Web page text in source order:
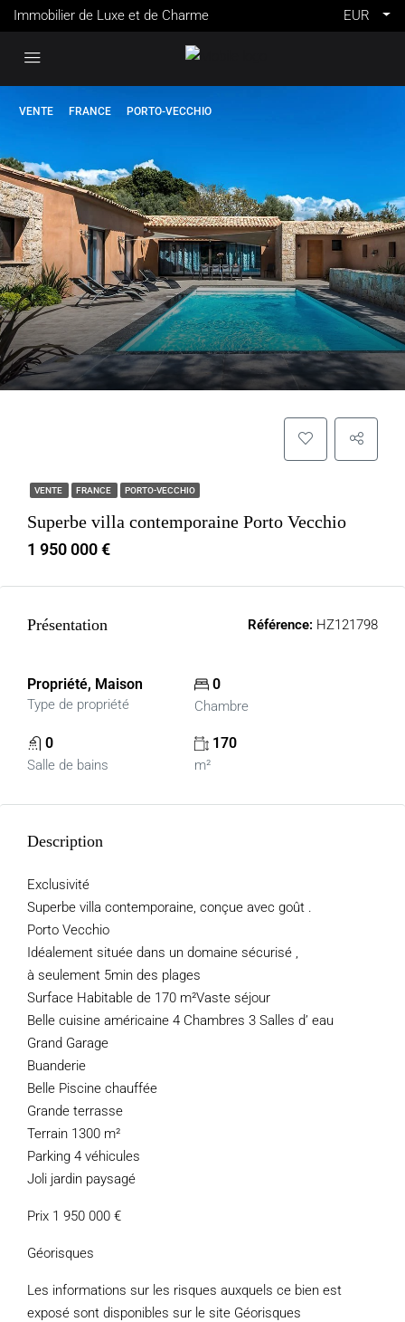
Immobilier de Luxe et de Charme EUR
VENTE FRANCE PORTO-VECCHIO
VENTE FRANCE PORTO-VECCHIO
Superbe villa contemporaine Porto Vecchio
1 950 000 €
Présentation Référence: HZ121798
Propriété, Maison
Type de propriété
0
Chambre
0
Salle de bains
170
m²
Description
Exclusivité
Superbe villa contemporaine, conçue avec goût .
Porto Vecchio
Idéalement située dans un domaine sécurisé ,
à seulement 5min des plages
Surface Habitable de 170 m²Vaste séjour
Belle cuisine américaine 4 Chambres 3 Salles d’ eau
Grand Garage
Buanderie
Belle Piscine chauffée
Grande terrasse
Terrain 1300 m²
Parking 4 véhicules
Joli jardin paysagé
Prix 1 950 000 €
Géorisques
Les informations sur les risques auxquels ce bien est
exposé sont disponibles sur le site Géorisques